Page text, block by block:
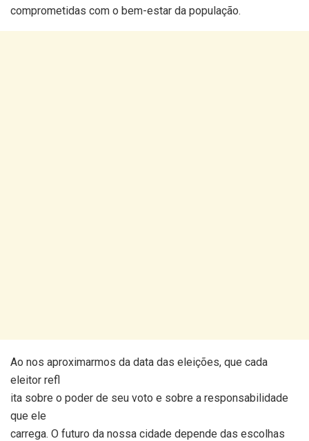
comprometidas com o bem-estar da população.
Ao nos aproximarmos da data das eleições, que cada
eleitor refl
ita sobre o poder de seu voto e sobre a responsabilidade
que ele
carrega. O futuro da nossa cidade depende das escolhas